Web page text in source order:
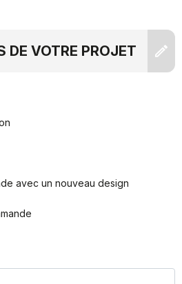
DE VOTRE PROJET
avec un nouveau design